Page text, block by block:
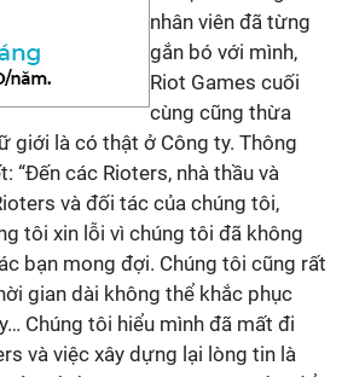
nhân viên đã từng
gắn bó với mình,
Riot Games cuối
cùng cũng thừa
giới là có thật ở Công ty. Thông
“Đến các Rioters, nhà thầu và
và đối tác của chúng tôi,
tôi xin lỗi vì chúng tôi đã không
bạn mong đợi. Chúng tôi cũng rất
gian dài không thể khắc phục
Chúng tôi hiểu mình đã mất đi
và việc xây dựng lại lòng tin là